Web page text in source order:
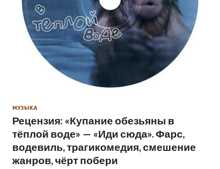
МУЗЫКА
Рецензия: «Купание обезьяны в
тёплой воде» — «Иди сюда». Фарс,
водевиль, трагикомедия, смешение
жанров, чёрт побери